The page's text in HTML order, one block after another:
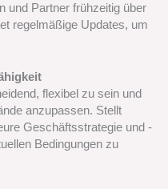
und Partner frühzeitig über
regelmäßige Updates, um
flexibel zu sein und
anzupassen. Stellt
Geschäftsstrategie und -
Bedingungen zu